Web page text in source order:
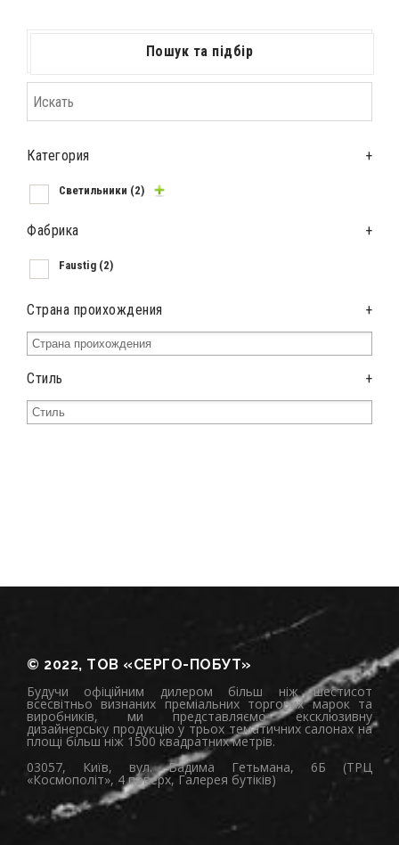
Пошук та підбір
Категория +
Светильники (2)
Фабрика +
Faustig (2)
Страна проихождения +
Стиль +
© 2022, ТОВ «СЕРГО-ПОБУТ»
Будучи офіційним дилером більш ніж шестисот
всесвітньо визнаних преміальних торгових марок та
виробників, ми представляємо ексклюзивну
дизайнерську продукцію у трьох тематичних салонах на
площі більш ніж 1500 квадратних метрів.
03057, Київ, вул. Вадима Гетьмана, 6Б (ТРЦ
«Космополіт», 4 поверх, Галерея бутіків)